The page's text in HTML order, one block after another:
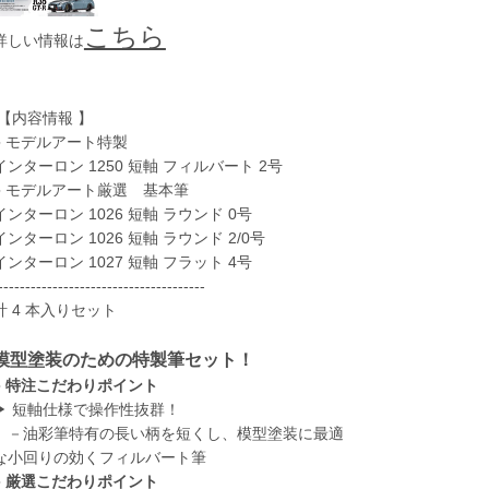
しい情報は こちら
内容情報 】
モデルアート特製
ンターロン 1250 短軸 フィルバート 2号
モデルアート厳選 基本筆
ンターロン 1026 短軸 ラウンド 0号
ンターロン 1026 短軸 ラウンド 2/0号
ンターロン 1027 短軸 フラット 4号
4 本入りセット
型塗装のための特製筆セット！
特注こだわりポイント
短軸仕様で操作性抜群！
油彩筆特有の長い柄を短くし、模型塗装に最適
小回りの効くフィルバート筆
厳選こだわりポイント